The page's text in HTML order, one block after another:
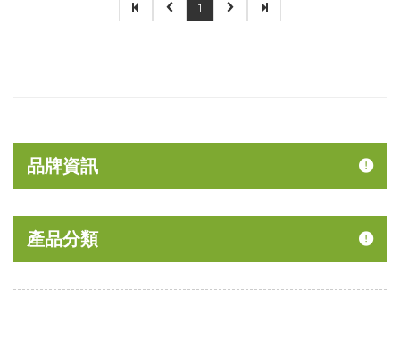
1
品牌資訊
產品分類